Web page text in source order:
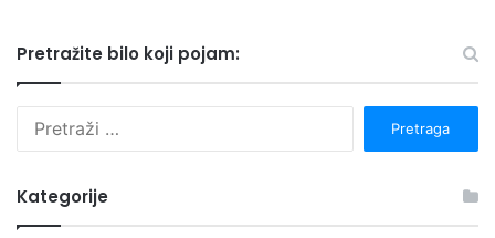
Pretražite bilo koji pojam:
Kategorije